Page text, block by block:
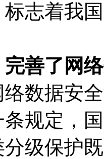
志着我
完善了网
数据安
规定，
级保护